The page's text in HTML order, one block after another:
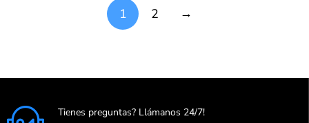
1 2 →
Tienes preguntas? Llámanos 24/7!